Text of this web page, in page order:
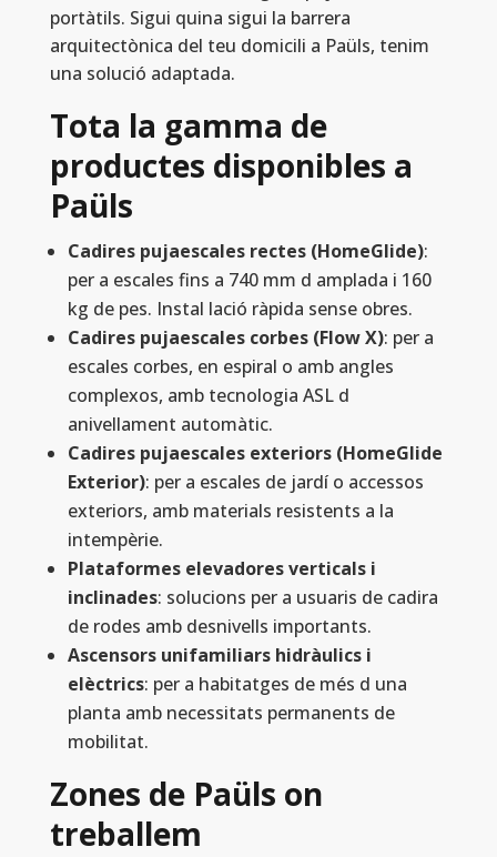
portàtils. Sigui quina sigui la barrera
arquitectònica del teu domicili a Paüls, tenim
una solució adaptada.
Tota la gamma de
productes disponibles a
Paüls
Cadires pujaescales rectes (HomeGlide):
per a escales fins a 740 mm d amplada i 160
kg de pes. Instal lació ràpida sense obres.
Cadires pujaescales corbes (Flow X): per a
escales corbes, en espiral o amb angles
complexos, amb tecnologia ASL d
anivellament automàtic.
Cadires pujaescales exteriors (HomeGlide
Exterior): per a escales de jardí o accessos
exteriors, amb materials resistents a la
intempèrie.
Plataformes elevadores verticals i
inclinades: solucions per a usuaris de cadira
de rodes amb desnivells importants.
Ascensors unifamiliars hidràulics i
elèctrics: per a habitatges de més d una
planta amb necessitats permanents de
mobilitat.
Zones de Paüls on
treballem